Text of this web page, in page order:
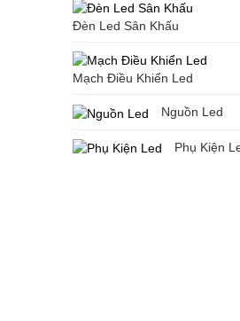
Đèn Led Sân Khấu
Mạch Điều Khiển Led
Nguồn Led
Phụ Kiện